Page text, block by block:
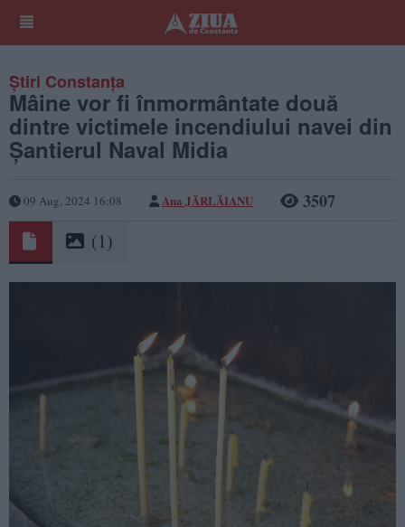
Știri Constanța
Mâine vor fi înmormântate două
dintre victimele incendiului navei din
Șantierul Naval Midia
09 Aug, 2024 16:08 Ana JĂRLĂIANU 3507
(1)